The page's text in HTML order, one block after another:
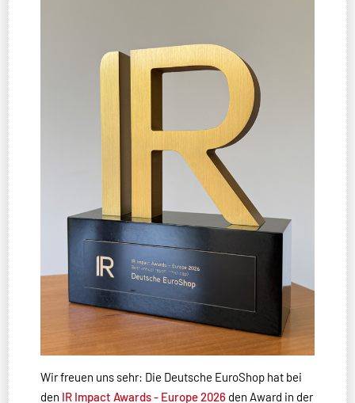
Wir freuen uns sehr: Die Deutsche EuroShop hat bei
den IR Impact Awards - Europe 2026 den Award in der